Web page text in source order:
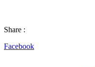
Share :
Facebook